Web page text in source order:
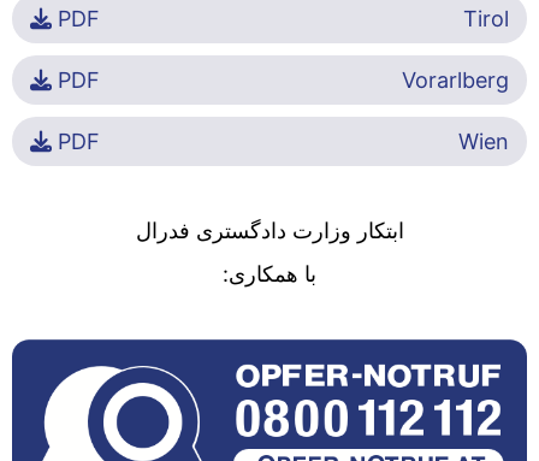
Tirol
PDF
Vorarlberg
PDF
Wien
PDF
ابتکار وزارت دادگستری فدرال
با همکاری: